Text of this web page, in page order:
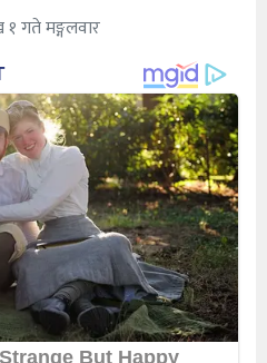
१ गते मङ्गलवार